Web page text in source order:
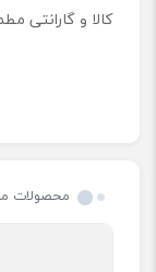
کالا و گارانتی
محصولات